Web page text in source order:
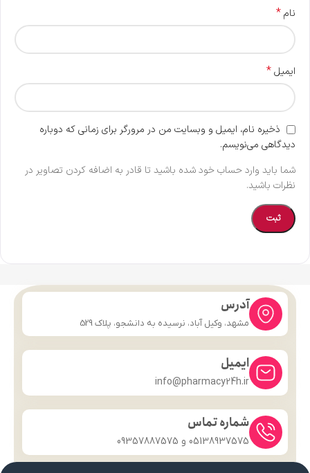
نام*
ایمیل*
ذخیره نام، ایمیل و وبسایت من در مرورگر برای زمانی که دوباره
دیدگاهی می‌نویسم.
شما باید وارد حساب خود شده باشید تا قادر به اضافه کردن تصاویر در
نظرات باشید.
آدرس
مشهد، وکیل آباد، نرسیده به دانشجو، پلاک 529
ایمیل
info@pharmacy24h.ir
شماره تماس
05138937575 و 09357887575